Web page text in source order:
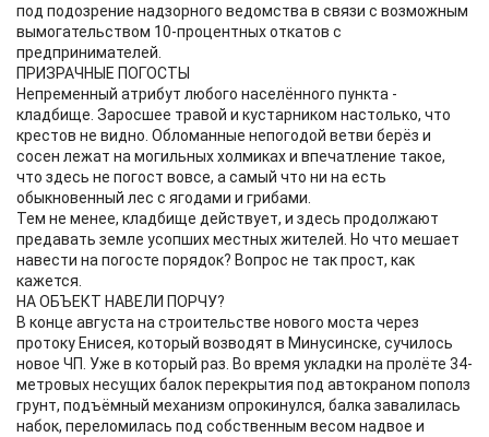
под подозрение надзорного ведомства в связи с возможным
вымогательством 10-процентных откатов с
предпринимателей.
ПРИЗРАЧНЫЕ ПОГОСТЫ
Непременный атрибут любого населённого пункта -
кладбище. Заросшее травой и кустарником настолько, что
крестов не видно. Обломанные непогодой ветви берёз и
сосен лежат на могильных холмиках и впечатление такое,
что здесь не погост вовсе, а самый что ни на есть
обыкновенный лес с ягодами и грибами.
Тем не менее, кладбище действует, и здесь продолжают
предавать земле усопших местных жителей. Но что мешает
навести на погосте порядок? Вопрос не так прост, как
кажется.
НА ОБЪЕКТ НАВЕЛИ ПОРЧУ?
В конце августа на строительстве нового моста через
протоку Енисея, который возводят в Минусинске, сучилось
новое ЧП. Уже в который раз. Во время укладки на пролёте 34-
метровых несущих балок перекрытия под автокраном пополз
грунт, подъёмный механизм опрокинулся, балка завалилась
набок, переломилась под собственным весом надвое и